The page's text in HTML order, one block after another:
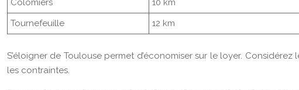
Colomiers
10 km
Tournefeuille
12 km
S’éloigner de Toulouse permet d’économiser sur le loyer.
les contraintes.